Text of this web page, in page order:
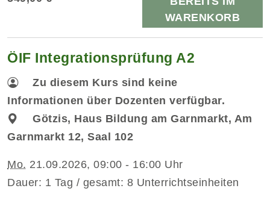
WARENKORB
ÖIF Integrationsprüfung A2
Zu diesem Kurs sind keine
Informationen über Dozenten verfügbar.
Götzis, Haus Bildung am Garnmarkt, Am
Garnmarkt 12, Saal 102
Mo. 21.09.2026, 09:00 - 16:00 Uhr
Dauer: 1 Tag / gesamt: 8 Unterrichtseinheiten